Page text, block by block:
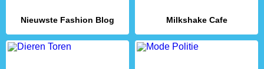
Nieuwste Fashion Blog Milkshake Cafe